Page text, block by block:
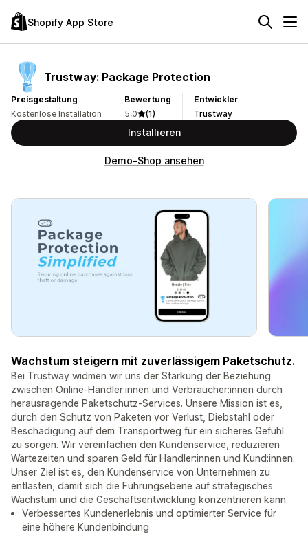
Shopify App Store
Trustway: Package Protection
Preisgestaltung
Kostenlose Installation
Bewertung
5,0
(1)
Entwickler
Trustway
Installieren
Demo-Shop ansehen
Wachstum steigern mit zuverlässigem Paketschutz.
Bei Trustway widmen wir uns der Stärkung der Beziehung
zwischen Online-Händler:innen und Verbraucher:innen durch
herausragende Paketschutz-Services. Unsere Mission ist es,
durch den Schutz von Paketen vor Verlust, Diebstahl oder
Beschädigung auf dem Transportweg für ein sicheres Gefühl
zu sorgen. Wir vereinfachen den Kundenservice, reduzieren
Wartezeiten und sparen Geld für Händler:innen und Kund:innen.
Unser Ziel ist es, den Kundenservice von Unternehmen zu
entlasten, damit sich die Führungsebene auf strategisches
Wachstum und die Geschäftsentwicklung konzentrieren kann.
Verbessertes Kundenerlebnis und optimierter Service für
eine höhere Kundenbindung